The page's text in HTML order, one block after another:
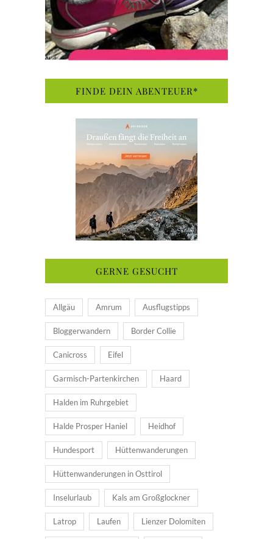
FINDE DEIN ABENTEUER*
GERNE GESUCHT
Allgäu Amrum Ausflugstipps
Bloggerwandern Border Collie
Canicross Eifel
Garmisch-Partenkirchen Haard
Halden im Ruhrgebiet
Halde Prosper Haniel Heidhof
Hundesport Hüttenwanderungen
Hüttenwanderungen in Osttirol
Inselurlaub Kals am Großglockner
Latrop Laufen Lienzer Dolomiten